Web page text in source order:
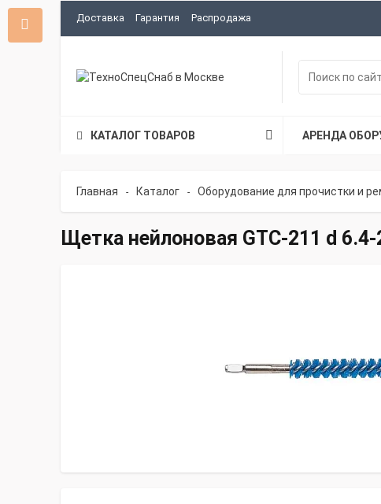
Доставка Гарантия Распродажа
КАТАЛОГ ТОВАРОВ АРЕНДА
Главная - Каталог - Оборудование для прочистки и
Щетка нейлоновая GTC-211 d